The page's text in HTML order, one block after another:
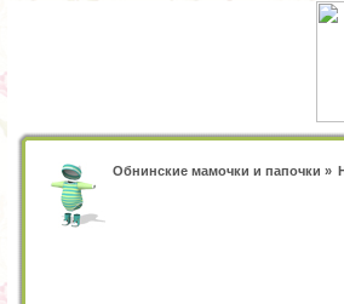
Обнинские мамочки и папочки »